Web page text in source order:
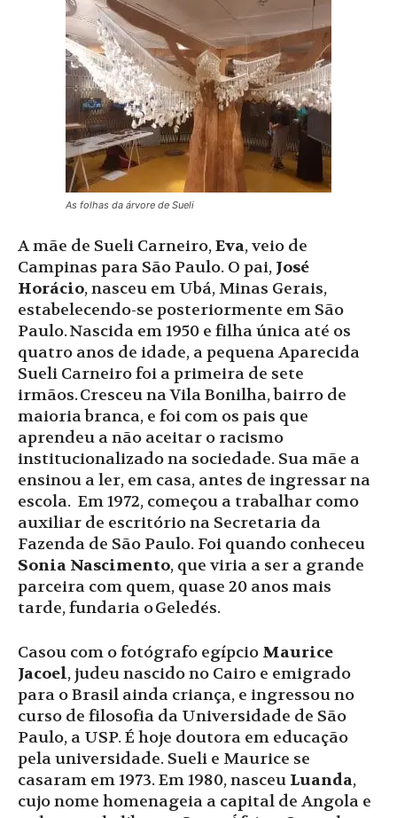
As folhas da árvore de Sueli
A mãe de Sueli Carneiro,Eva, veio de
Campinas para São Paulo. O pai, José
Horácio, nasceu em Ubá, Minas Gerais,
estabelecendo-se posteriormente em São
Paulo. Nascida em 1950 e filha única até os
quatro anos de idade, a pequena Aparecida
Sueli Carneiro foi a primeira de sete
irmãos. Cresceu na Vila Bonilha, bairro de
maioria branca, e foi com os pais que
aprendeu a não aceitar o racismo
institucionalizado na sociedade. Sua mãe a
ensinou a ler, em casa, antes de ingressar na
escola. Em 1972, começou a trabalhar como
auxiliar de escritório na Secretaria da
Fazenda de São Paulo. Foi quando conheceu
Sonia Nascimento, que viria a ser a grande
parceira com quem, quase 20 anos mais
tarde, fundaria o Geledés.
Casou com o fotógrafo egípcio Maurice
Jacoel, judeu nascido no Cairo e emigrado
para o Brasil ainda criança, e ingressou no
curso de filosofia da Universidade de São
Paulo, a USP. É hoje doutora em educação
pela universidade. Sueli e Maurice se
casaram em 1973. Em 1980, nasceu Luanda,
cujo nome homenageia a capital de Angola e